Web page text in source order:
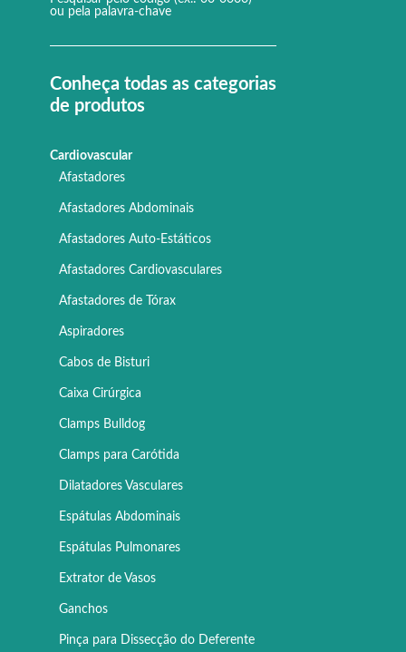
ou pela palavra-chave
Conheça todas as categorias
de produtos
Cardiovascular
Afastadores
Afastadores Abdominais
Afastadores Auto-Estáticos
Afastadores Cardiovasculares
Afastadores de Tórax
Aspiradores
Cabos de Bisturi
Caixa Cirúrgica
Clamps Bulldog
Clamps para Carótida
Dilatadores Vasculares
Espátulas Abdominais
Espátulas Pulmonares
Extrator de Vasos
Ganchos
Pinça para Dissecção do Deferente